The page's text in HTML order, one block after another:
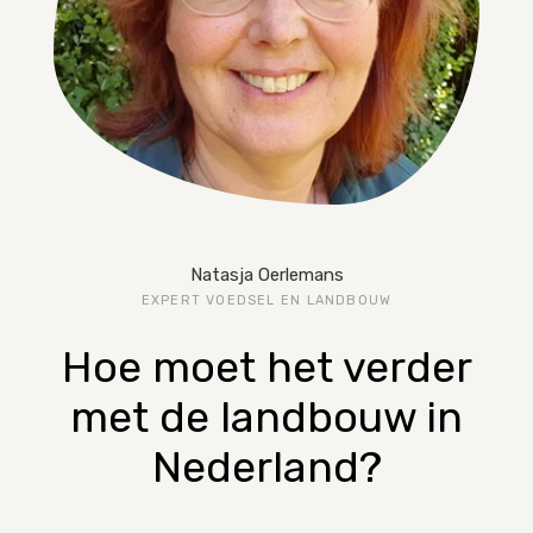
Natasja Oerlemans
EXPERT VOEDSEL EN LANDBOUW
Hoe moet het verder
met de landbouw in
Nederland?